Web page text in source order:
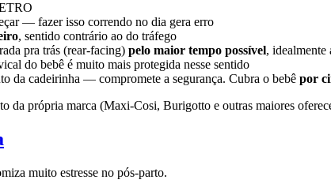
— fazer isso correndo no dia gera erro
, sentido contrário ao do tráfego
pra trás (rear-facing) pelo maior tempo possível, idealmente
do bebê é muito mais protegida nesse sentido
da cadeirinha — compromete a segurança. Cubra o bebê por
da própria marca (Maxi-Cosi, Burigotto e outras maiores
muito estresse no pós-parto.